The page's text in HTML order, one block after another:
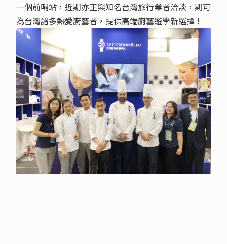
一個前哨站，近期亦正與知名台灣旅行業者洽談，期可
為台灣諸多熱愛廚藝者，提供高端廚藝遊學新選擇！